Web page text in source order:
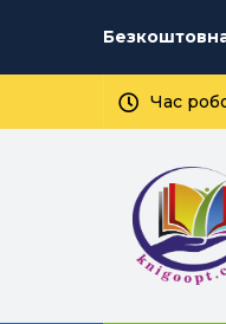
Час